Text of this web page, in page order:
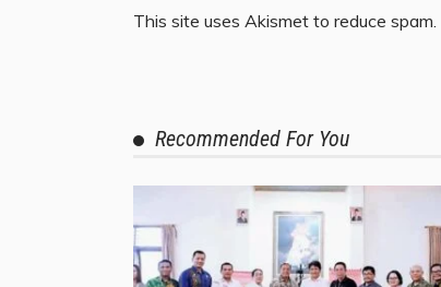
This site uses Akismet to reduce spam.
Recommended For You